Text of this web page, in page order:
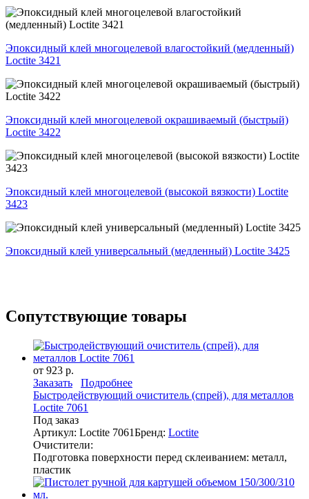
Эпоксидный клей многоцелевой влагостойкий (медленный)
Loctite 3421
Эпоксидный клей многоцелевой окрашиваемый (быстрый)
Loctite 3422
Эпоксидный клей многоцелевой (высокой вязкости) Loctite
3423
Эпоксидный клей универсальный (медленный) Loctite 3425
Сопутствующие товары
от 923 р.
Заказать
Подробнее
Быстродействующий очиститель (спрей), для металлов
Loctite 7061
Под заказ
Артикул: Loctite 7061Бренд: Loctite
Очистители:
Подготовка поверхности перед склеиванием: металл,
пластик